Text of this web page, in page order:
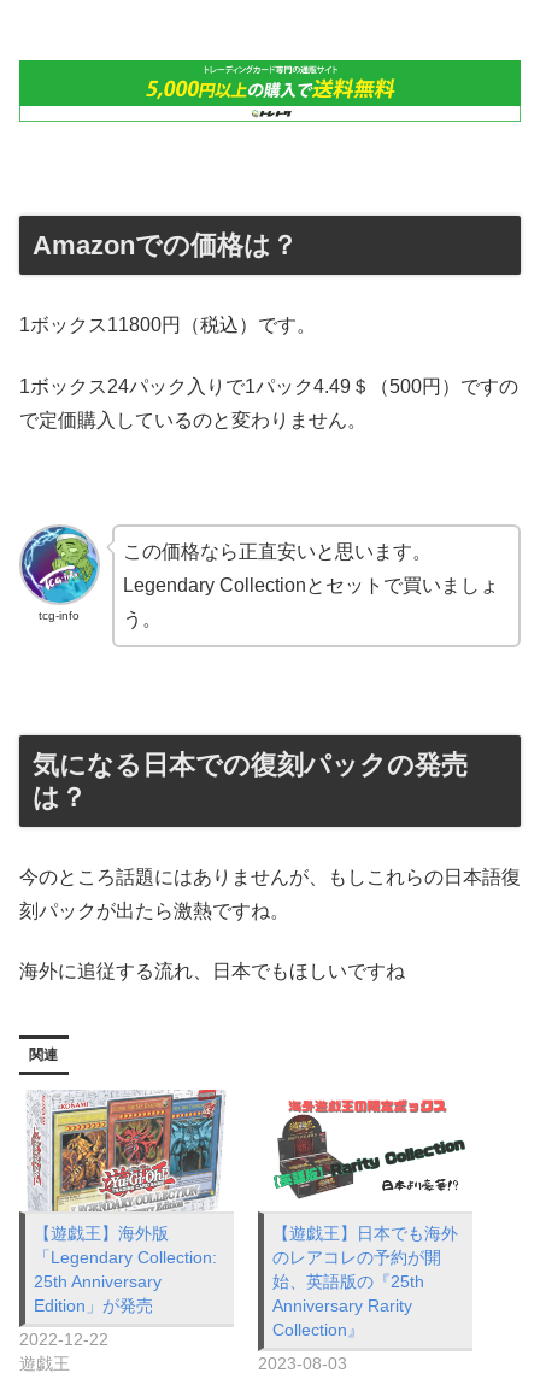
Amazonでの価格は？
1ボックス11800円（税込）です。
1ボックス24パック入りで1パック4.49＄（500円）ですの
で定価購入しているのと変わりません。
tcg-info
この価格なら正直安いと思います。
Legendary Collectionとセットで買いましょ
う。
気になる日本での復刻パックの発売
は？
今のところ話題にはありませんが、もしこれらの日本語復
刻パックが出たら激熱ですね。
海外に追従する流れ、日本でもほしいですね
関連
【遊戯王】海外版
「Legendary Collection:
25th Anniversary
Edition」が発売
2022-12-22
遊戯王
【遊戯王】日本でも海外
のレアコレの予約が開
始、英語版の『25th
Anniversary Rarity
Collection』
2023-08-03